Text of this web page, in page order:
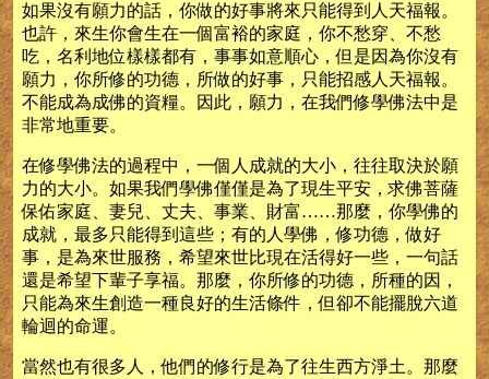
如果沒有願力的話，你做的好事將來只能得到人天福報。
也許，來生你會生在一個富裕的家庭，你不愁穿、不愁
吃，名利地位樣樣都有，事事如意順心，但是因為你沒有
願力，你所修的功德，所做的好事，只能招感人天福報。
不能成為成佛的資糧。因此，願力，在我們修學佛法中是
非常地重要。
在修學佛法的過程中，一個人成就的大小，往往取決於願
力的大小。如果我們學佛僅僅是為了現生平安，求佛菩薩
保佑家庭、妻兒、丈夫、事業、財富……那麼，你學佛的
成就，最多只能得到這些；有的人學佛，修功德，做好
事，是為來世服務，希望來世比現在活得好一些，一句話
還是希望下輩子享福。那麼，你所修的功德，所種的因，
只能為來生創造一種良好的生活條件，但卻不能擺脫六道
輪迴的命運。
當然也有很多人，他們的修行是為了往生西方淨土。那麼